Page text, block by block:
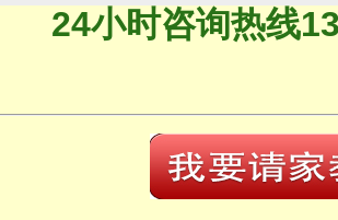
24小时咨询热线